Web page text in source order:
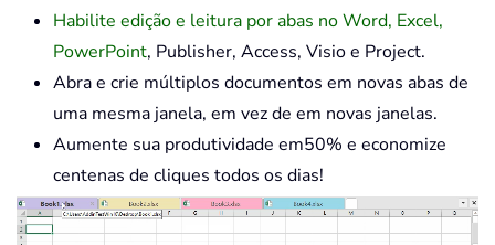
Habilite edição e leitura por abas no Word, Excel,
PowerPoint, Publisher, Access, Visio e Project.
Abra e crie múltiplos documentos em novas abas de
uma mesma janela, em vez de em novas janelas.
Aumente sua produtividade em50% e economize
centenas de cliques todos os dias!